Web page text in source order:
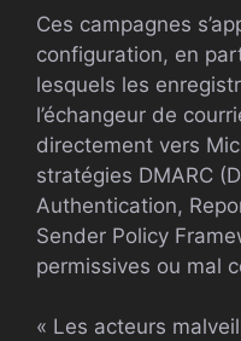
Ces campagnes
configuration, en
lesquels les
l’échangeur de
directement vers
stratégies DMARC
Authentication,
Sender Policy
permissives ou mal
« Les acteurs